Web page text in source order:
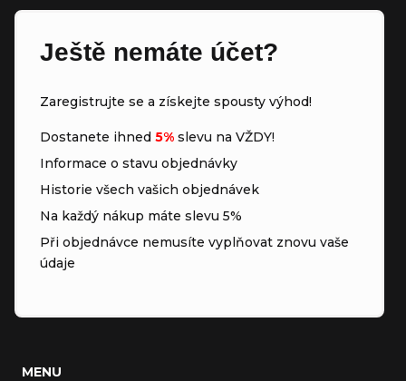
Ještě nemáte účet?
Zaregistrujte se a získejte spousty výhod!
Dostanete ihned 5% slevu na VŽDY!
Informace o stavu objednávky
Historie všech vašich objednávek
Na každý nákup máte slevu 5%
Při objednávce nemusíte vyplňovat znovu vaše
údaje
MENU